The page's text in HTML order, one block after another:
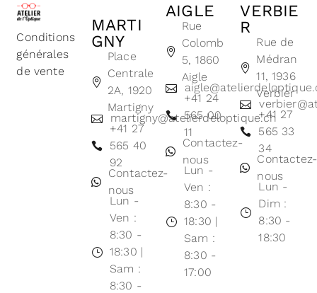
Conditions
générales
de vente
MARTI
GNY
Place
Centrale
2A, 1920
Martigny
martigny@atelierdeloptique.ch
+41 27
565 40
92
Contactez-
nous
Lun -
Ven :
8:30 -
18:30 |
Sam :
8:30 -
AIGLE
Rue
Colomb
5, 1860
Aigle
+41 24
565 00
11
Contactez-
nous
Lun -
Ven :
8:30 -
18:30 |
Sam :
8:30 -
17:00
VERBIE
R
Rue de
Médran
11, 1936
Verbier
+41 27
565 33
34
Contactez-
nous
Lun -
Dim :
8:30 -
18:30